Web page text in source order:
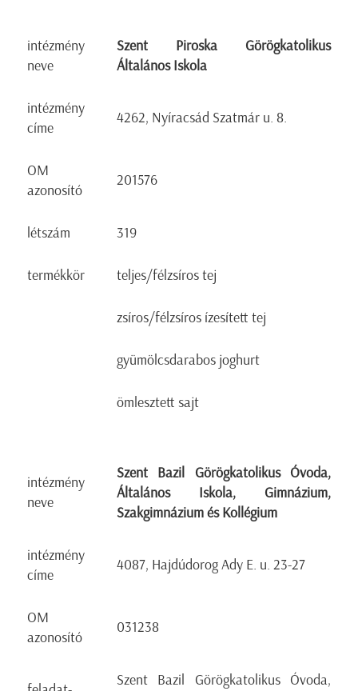
intézmény
neve
Szent Piroska Görögkatolikus
Általános Iskola
intézmény
címe
4262, Nyíracsád Szatmár u. 8.
OM
azonosító
201576
létszám 319
termékkör teljes/félzsíros tej
zsíros/félzsíros ízesített tej
gyümölcsdarabos joghurt
ömlesztett sajt
intézmény
neve
Szent Bazil Görögkatolikus Óvoda,
Általános Iskola, Gimnázium,
Szakgimnázium és Kollégium
intézmény
címe
4087, Hajdúdorog Ady E. u. 23-27
OM
azonosító
031238
Szent Bazil Görögkatolikus Óvoda,